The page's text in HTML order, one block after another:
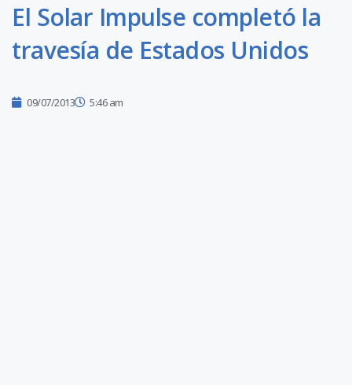
El Solar Impulse completó la
travesía de Estados Unidos
09/07/2013 5:46 am